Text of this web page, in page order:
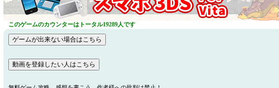
このゲームのカウンターはトータル19289人です